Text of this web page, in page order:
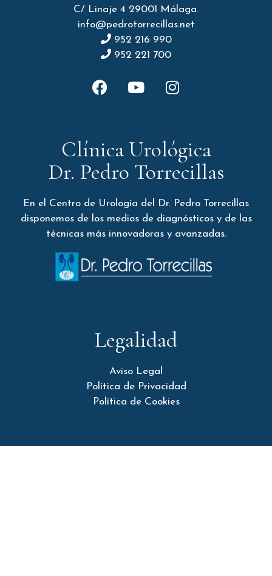
C/ Linaje 4 29001 Málaga.
info@pedrotorrecillas.net
952 216 990
952 221 700
Clínica Urológica
Dr. Pedro Torrecillas
En el Centro de Urología del Dr. Pedro Torrecillas
disponemos de los medios de diagnósticos y de las
técnicas más innovadoras y avanzadas.
Legalidad
Aviso Legal
Política de Privacidad
Política de Cookies